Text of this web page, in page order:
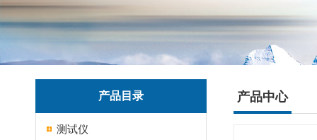
产品目录
测试仪
产品中心